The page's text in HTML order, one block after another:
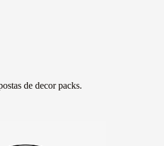
de decor packs.